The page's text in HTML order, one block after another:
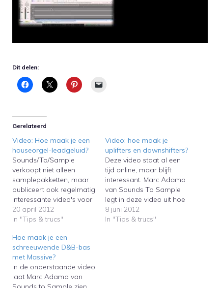
Dit delen:
Gerelateerd
Video: Hoe maak je een
houseorgel-leadgeluid?
Sounds/To/Sample
verkoopt niet alleen
samplepakketten, maar
publiceert ook regelmatig
interessante video's voor
computermuzikanten. In
de onderstaande video
je het klassieke
houseorgelgeluid maakt
dat te horen is in het
nummer What They Say
van Maya Jane
20 april 2012
In "Tips & trucs"
Video: hoe maak je
uplifters en downshifters?
Deze video staat al een
tijd online, maar blijft
interessant. Marc Adamo
van Sounds To Sample
legt in deze video uit hoe
je danceproducties
spannender maakt met
8 juni 2012
In "Tips & trucs"
Hoe maak je een
schreeuwende D&B-bas
met Massive?
In de onderstaande video
laat Marc Adamo van